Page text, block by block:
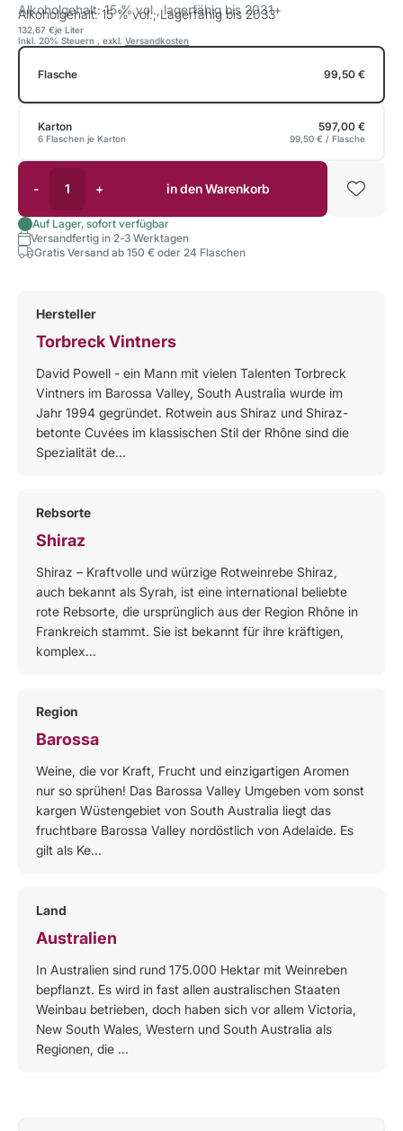
Alkoholgehalt: 15 % vol., lagerfähig bis 2031+
Alkoholgehalt: 15 % vol., Lagerfähig bis 2033
je Liter
132,67 €
Inkl. 20% Steuern , exkl. Versandkosten
Flasche 99,50 €
Karton 597,00 €
6 Flaschen je Karton 99,50 € / Flasche
- + in den Warenkorb
Auf Lager, sofort verfügbar
Versandfertig in 2-3 Werktagen
Gratis Versand ab 150 € oder 24 Flaschen
Hersteller
Torbreck Vintners
David Powell - ein Mann mit vielen Talenten Torbreck
Vintners im Barossa Valley, South Australia wurde im
Jahr 1994 gegründet. Rotwein aus Shiraz und Shiraz-
betonte Cuvées im klassischen Stil der Rhône sind die
Spezialität de...
Rebsorte
Shiraz
Shiraz – Kraftvolle und würzige Rotweinrebe Shiraz,
auch bekannt als Syrah, ist eine international beliebte
rote Rebsorte, die ursprünglich aus der Region Rhône in
Frankreich stammt. Sie ist bekannt für ihre kräftigen,
komplex...
Region
Barossa
Weine, die vor Kraft, Frucht und einzigartigen Aromen
nur so sprühen! Das Barossa Valley Umgeben vom sonst
kargen Wüstengebiet von South Australia liegt das
fruchtbare Barossa Valley nordöstlich von Adelaide. Es
gilt als Ke...
Land
Australien
In Australien sind rund 175.000 Hektar mit Weinreben
bepflanzt. Es wird in fast allen australischen Staaten
Weinbau betrieben, doch haben sich vor allem Victoria,
New South Wales, Western und South Australia als
Regionen, die ...